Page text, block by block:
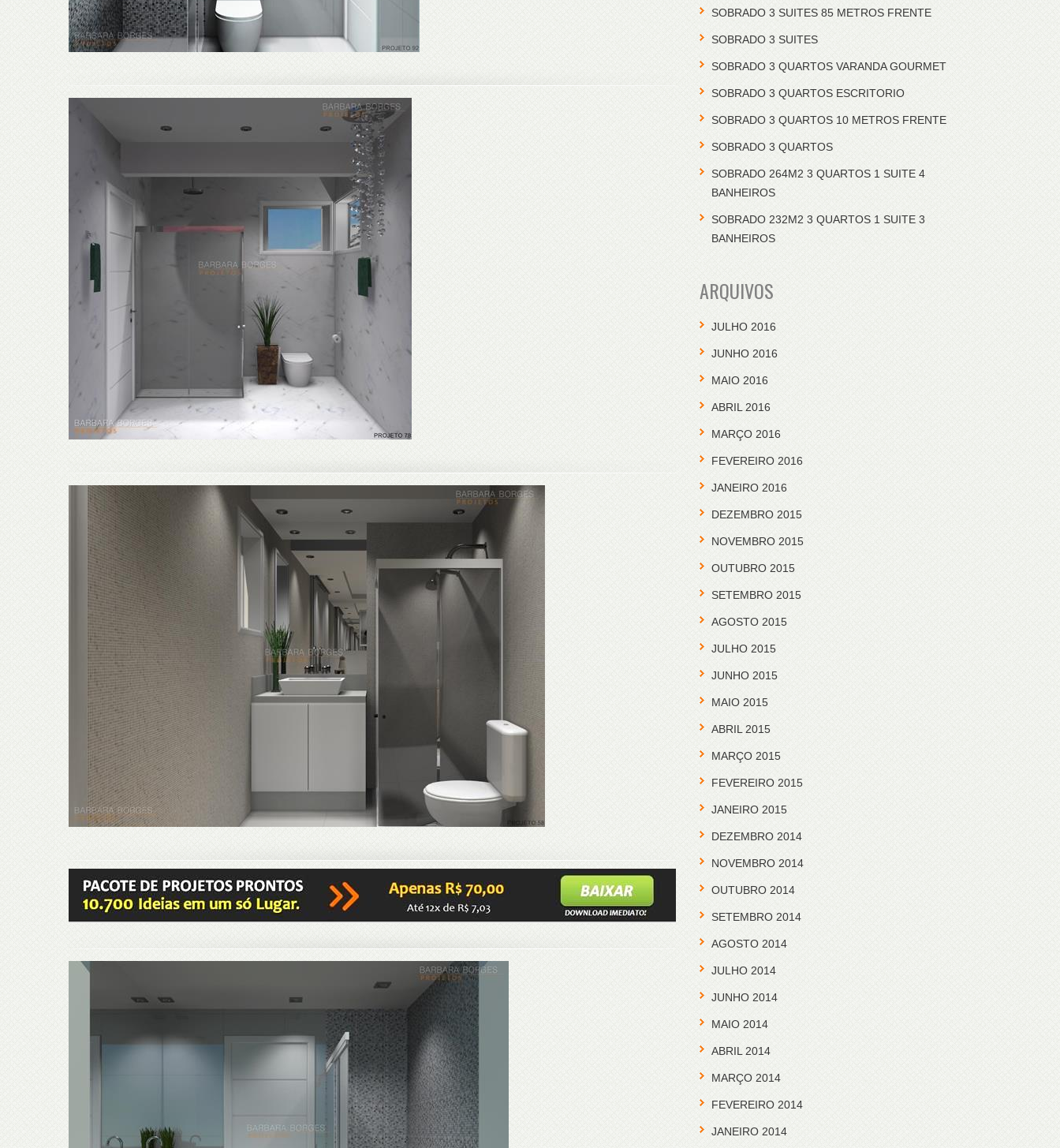
SOBRADO 3 SUITES 85 METROS FRENTE
SOBRADO 3 SUITES
SOBRADO 3 QUARTOS VARANDA GOURMET
SOBRADO 3 QUARTOS ESCRITORIO
SOBRADO 3 QUARTOS 10 METROS FRENTE
SOBRADO 3 QUARTOS
SOBRADO 264M2 3 QUARTOS 1 SUITE 4
BANHEIROS
SOBRADO 232M2 3 QUARTOS 1 SUITE 3
BANHEIROS
ARQUIVOS
JULHO 2016
JUNHO 2016
MAIO 2016
ABRIL 2016
MARÇO 2016
FEVEREIRO 2016
JANEIRO 2016
DEZEMBRO 2015
NOVEMBRO 2015
OUTUBRO 2015
SETEMBRO 2015
AGOSTO 2015
JULHO 2015
JUNHO 2015
MAIO 2015
ABRIL 2015
MARÇO 2015
FEVEREIRO 2015
JANEIRO 2015
DEZEMBRO 2014
NOVEMBRO 2014
OUTUBRO 2014
SETEMBRO 2014
AGOSTO 2014
JULHO 2014
JUNHO 2014
MAIO 2014
ABRIL 2014
MARÇO 2014
FEVEREIRO 2014
JANEIRO 2014